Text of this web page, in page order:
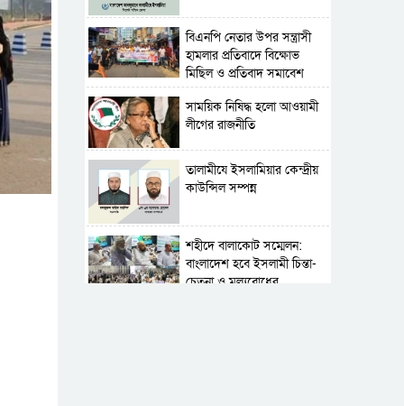
বিএনপি নেতার উপর সন্ত্রাসী
হামলার প্রতিবাদে বিক্ষোভ
মিছিল ও প্রতিবাদ সমাবেশ
সাময়িক নিষিদ্ধ হলো আওয়ামী
লীগের রাজনীতি
‎তালামীযে ইসলামিয়ার কেন্দ্রীয়
কাউন্সিল সম্পন্ন
শহীদে বালাকোট সম্মেলন:
বাংলাদেশ হবে ইসলামী চিন্তা-
চেতনা ও মূল্যবোধের